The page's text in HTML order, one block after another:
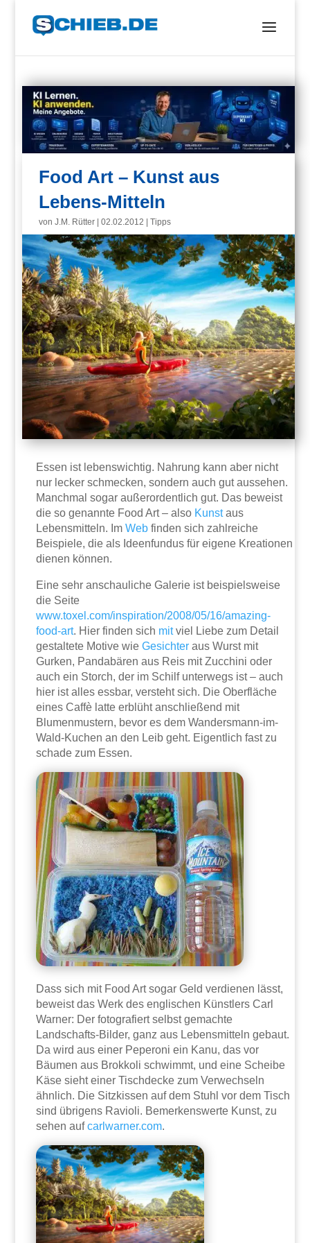
Food Art – Kunst aus
Lebens-Mitteln
vonJ.M. Rütter |02.02.2012 |Tipps
Essen ist lebenswichtig. Nahrung kann aber nicht
nur lecker schmecken, sondern auch gut aussehen.
Manchmal sogar außerordentlich gut. Das beweist
die so genannte Food Art – also Kunstaus
Lebensmitteln. ImWeb finden sich zahlreiche
Beispiele, die als Ideenfundus für eigene Kreationen
dienen können.
Eine sehr anschauliche Galerie ist beispielsweise
die Seite
www.toxel.com/inspiration/2008/05/16/amazing-
food-art. Hier finden sich mitviel Liebe zum Detail
gestaltete Motive wieGesichter aus Wurst mit
Gurken, Pandabären aus Reis mit Zucchini oder
auch ein Storch, der im Schilf unterwegs ist – auch
hier ist alles essbar, versteht sich. Die Oberfläche
eines Caffè latte erblüht anschließend mit
Blumenmustern, bevor es dem Wandersmann-im-
Wald-Kuchen an den Leib geht. Eigentlich fast zu
schade zum Essen.
Dass sich mit Food Art sogar Geld verdienen lässt,
beweist das Werk des englischen Künstlers Carl
Warner: Der fotografiert selbst gemachte
Landschafts-Bilder, ganz aus Lebensmitteln gebaut.
Da wird aus einer Peperoni ein Kanu, das vor
Bäumen aus Brokkoli schwimmt, und eine Scheibe
Käse sieht einer Tischdecke zum Verwechseln
ähnlich. Die Sitzkissen auf dem Stuhl vor dem Tisch
sind übrigens Ravioli. Bemerkenswerte Kunst, zu
sehen aufcarlwarner.com.